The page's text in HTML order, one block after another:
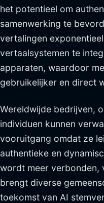
het potentieel om
samenwerking te
vertalingen
vertaalsystemen te
apparaten, waardoor
gebruikelijker en direct
Wereldwijde bedrijven,
individuen kunnen
vooruitgang omdat ze
authentieke en
wordt meer verbonden,
brengt diverse
toekomst van AI